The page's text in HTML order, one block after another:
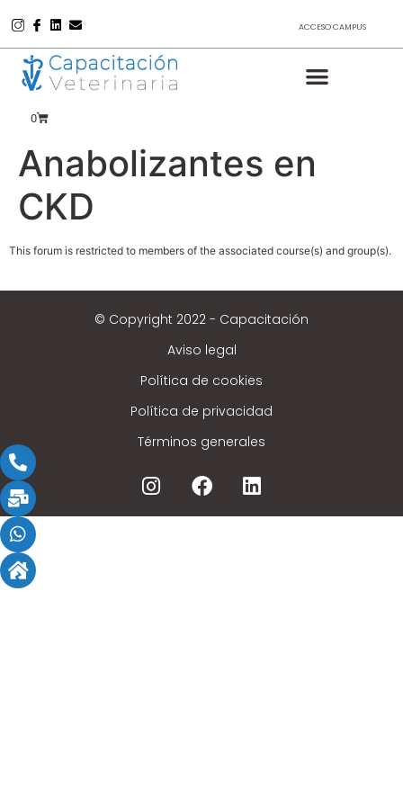
ACCESO CAMPUS
0
Anabolizantes en
CKD
This forum is restricted to members of the associated course(s) and group(s).
© Copyright 2022 - Capacitación
Aviso legal
Política de cookies
Política de privacidad
Términos generales